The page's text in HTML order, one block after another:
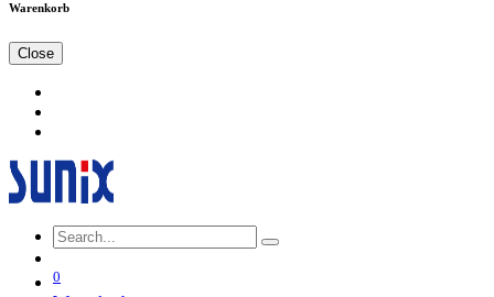
Warenkorb
Close
0